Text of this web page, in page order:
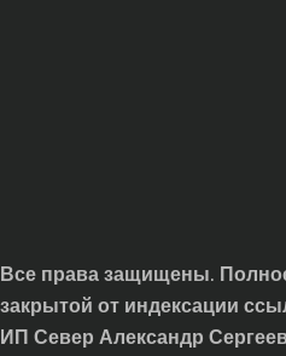
Все права защищены.
закрытой от индексации
ИП Север Александр